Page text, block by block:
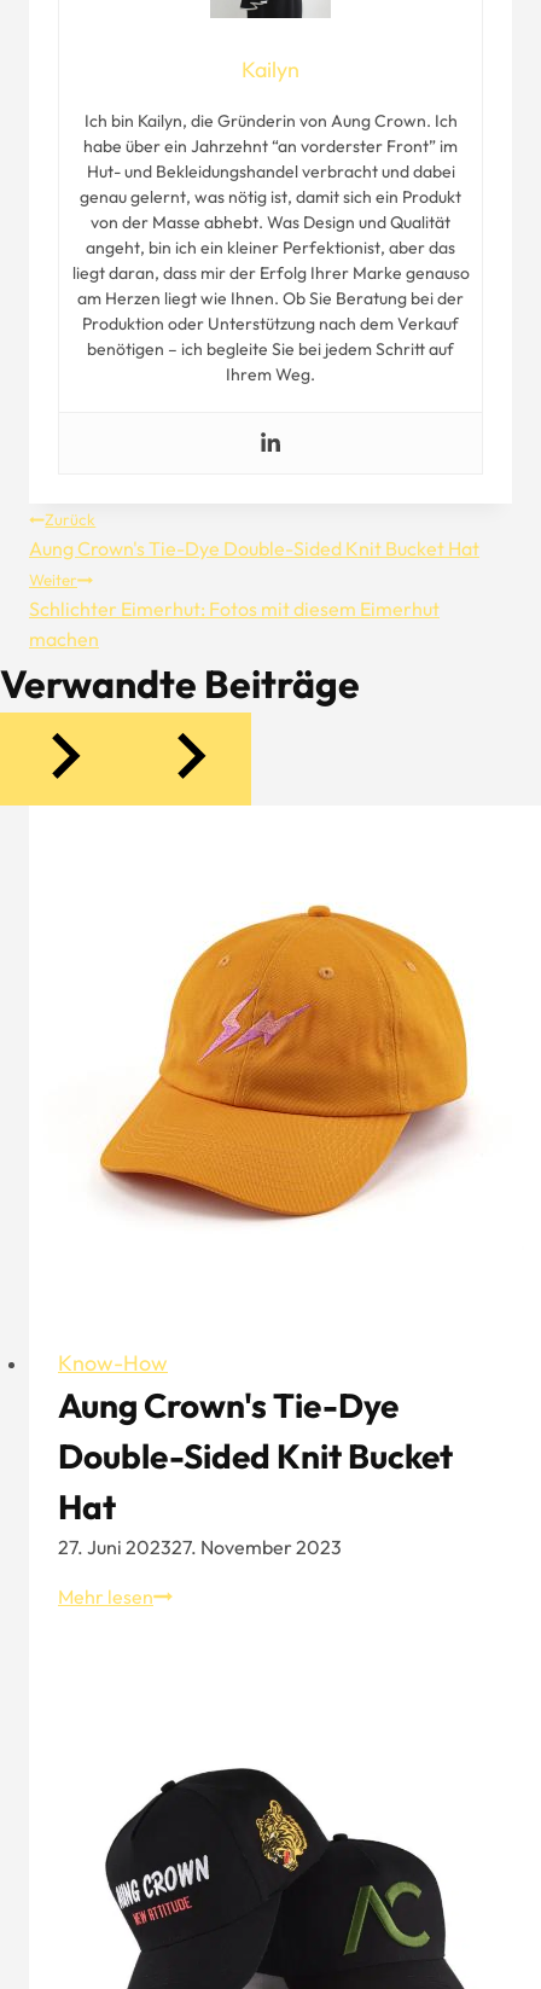
Kailyn
Ich bin Kailyn, die Gründerin von Aung Crown. Ich
habe über ein Jahrzehnt “an vorderster Front” im
Hut- und Bekleidungshandel verbracht und dabei
genau gelernt, was nötig ist, damit sich ein Produkt
von der Masse abhebt. Was Design und Qualität
angeht, bin ich ein kleiner Perfektionist, aber das
liegt daran, dass mir der Erfolg Ihrer Marke genauso
am Herzen liegt wie Ihnen. Ob Sie Beratung bei der
Produktion oder Unterstützung nach dem Verkauf
benötigen – ich begleite Sie bei jedem Schritt auf
Ihrem Weg.
Beitragsnavigation
Zurück
Aung Crown's Tie-Dye Double-Sided Knit Bucket Hat
Weiter
Schlichter Eimerhut: Fotos mit diesem Eimerhut
machen
Verwandte Beiträge
Know-How
Aung Crown's Tie-Dye
Double-Sided Knit Bucket
Hat
27. Juni 202327. November 2023
Mehr lesenAung
Knit
Bucket